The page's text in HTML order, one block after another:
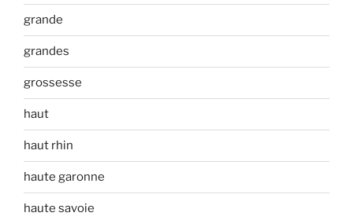
grande
grandes
grossesse
haut
haut rhin
haute garonne
haute savoie